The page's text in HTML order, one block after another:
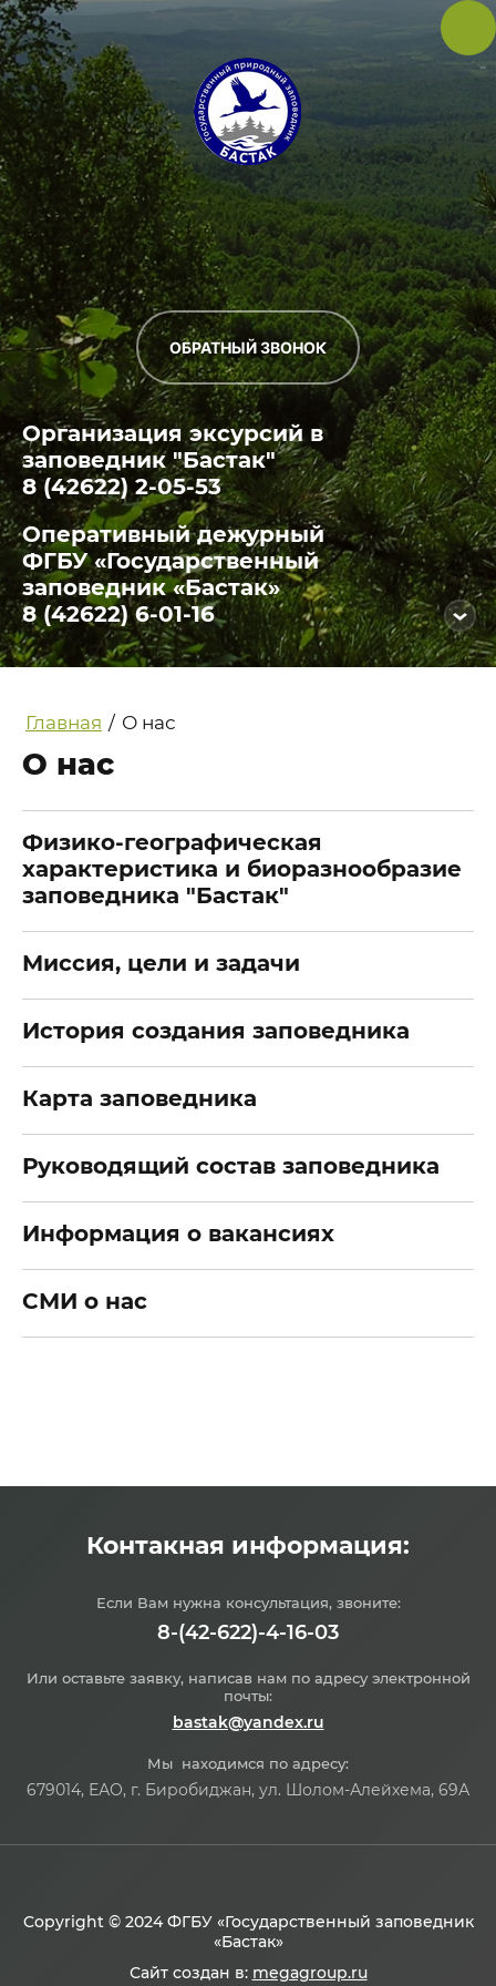
ОБРАТНЫЙ ЗВОНОК
Организация эксурсий в
заповедник "Бастак"
8 (42622) 2-05-53
Оперативный дежурный
ФГБУ «Государственный
заповедник «Бастак»
8 (42622) 6-01-16
Главная / О нас
О нас
Физико-географическая
характеристика и биоразнообразие
заповедника "Бастак"
Миссия, цели и задачи
История создания заповедника
Карта заповедника
Руководящий состав заповедника
Информация о вакансиях
СМИ о нас
Контакная информация:
Если Вам нужна консультация, звоните:
8-(42-622)-4-16-03
Или оставьте заявку, написав нам по адресу электронной
почты:
bastak@yandex.ru
Мы находимся по адресу:
679014, ЕАО, г. Биробиджан, ул. Шолом-Алейхема, 69А
Copyright © 2024 ФГБУ «Государственный заповедник
«Бастак»
Сайт создан в: megagroup.ru